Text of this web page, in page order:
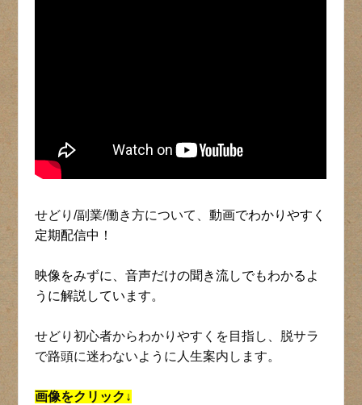
せどり/副業/働き方について、動画でわかりやすく
定期配信中！
映像をみずに、音声だけの聞き流しでもわかるよ
うに解説しています。
せどり初心者からわかりやすくを目指し、脱サラ
で路頭に迷わないように人生案内します。
画像をクリック↓